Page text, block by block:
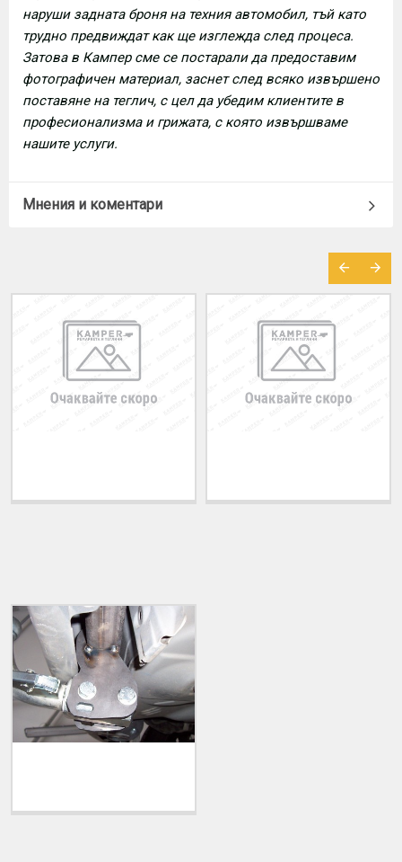
наруши задната броня на техния автомобил, тъй като
трудно предвиждат как ще изглежда след процеса.
Затова в Кампер сме се постарали да предоставим
фотографичен материал, заснет след всяко извършено
поставяне на теглич, с цел да убедим клиентите в
професионализма и грижата, с която извършваме
нашите услуги.
Мнения и коментари